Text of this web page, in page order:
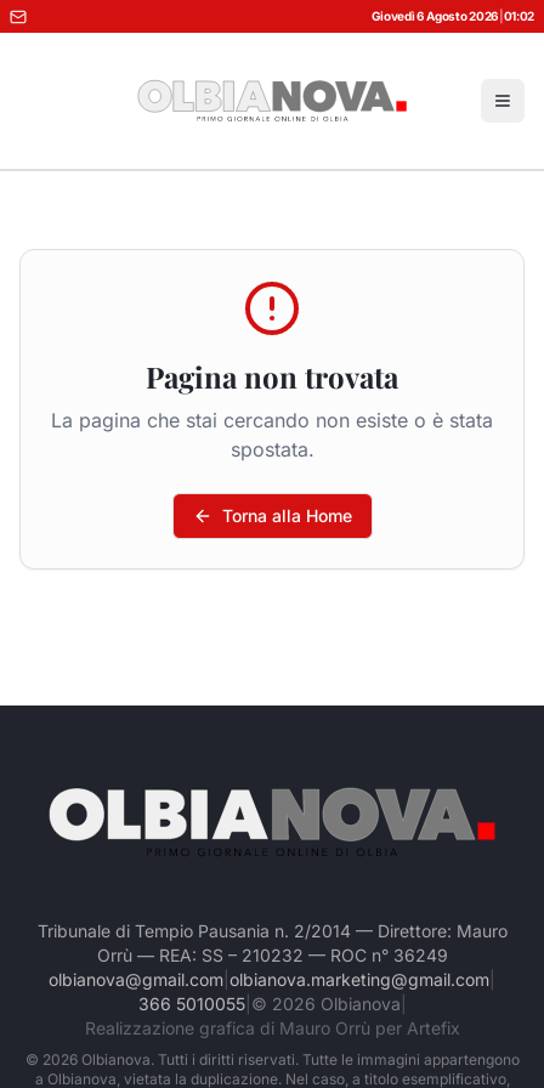
Giovedì 6 Agosto 2026 01:02
Pagina non trovata
La pagina che stai cercando non esiste o è stata
spostata.
Torna alla Home
Tribunale di Tempio Pausania n. 2/2014 — Direttore: Mauro
Orrù — REA: SS – 210232 — ROC n° 36249
olbianova@gmail.com olbianova.marketing@gmail.com
366 5010055| © 2026 Olbianova
Realizzazione grafica di Mauro Orrù per Artefix
© 2026Olbianova. Tutti i diritti riservati. Tutte le immagini appartengono
a Olbianova, vietata la duplicazione. Nel caso, a titolo esemplificativo,